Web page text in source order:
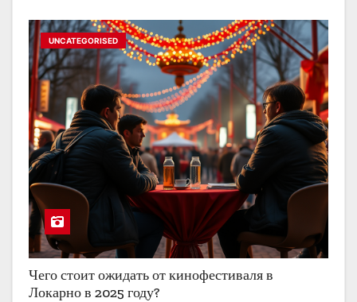
UNCATEGORISED
Чего стоит ожидать от кинофестиваля в
Локарно в 2025 году?